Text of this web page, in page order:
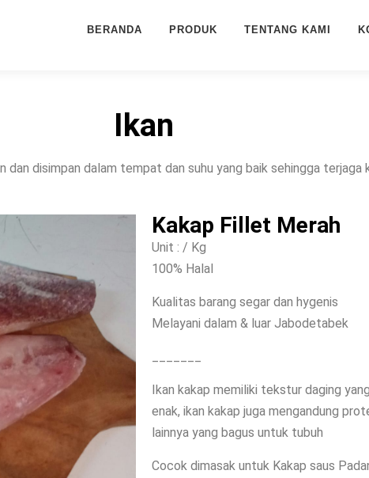
BERANDA PRODUK TENTANG KAMI
Ikan
dan disimpan dalam tempat dan suhu yang baik sehingga terjaga
Kakap Fillet Merah
Unit : / Kg
100% Halal
Kualitas barang segar dan hygenis
Melayani dalam & luar Jabodetabek
Ikan kakap memiliki tekstur daging
enak, ikan kakap juga mengandung
lainnya yang bagus untuk tubuh
Cocok dimasak untuk Kakap saus